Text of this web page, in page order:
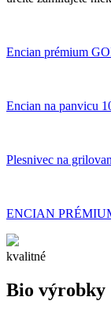
Encian prémium
Encian na panvicu
Plesnivec na
ENCIAN
kvalitné
Bio výrobky